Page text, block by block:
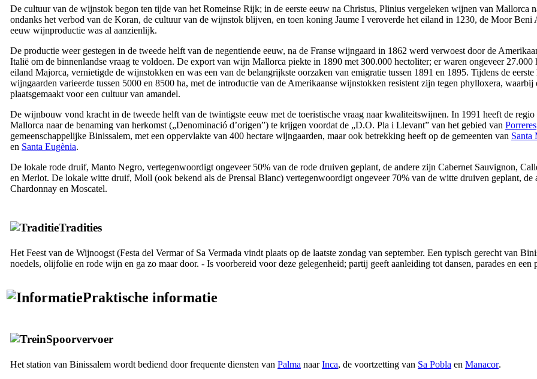
De cultuur van de wijnstok begon ten tijde van het Romeinse Rijk; in de eerste eeuw na Christus, Plinius vergeleken wijnen van Mallorca
ondanks het verbod van de Koran, de cultuur van de wijnstok blijven, en toen koning Jaume I veroverde het eiland in 1230, de MoorBeni
eeuw wijnproductie was al aanzienlijk.
De productie weer gestegen in de tweede helft van de negentiende eeuw, na de Franse wijngaard in 1862 werd verwoest door de
Italië om de binnenlandse vraag te voldoen. De export van wijn Mallorca piekte in 1890 met 300.000 hectoliter; er waren ongeveer
eiland Majorca, vernietigde de wijnstokken en was een van de belangrijkste oorzaken van emigratie tussen 1891 en 1895. Tijdens de
wijngaarden varieerde tussen 5000 en 8500 ha, met de introductie van de Amerikaanse wijnstokken resistent zijn tegen phylloxera,
plaatsgemaakt voor een cultuur van amandel.
De wijnbouw vond kracht in de tweede helft van de twintigste eeuw met de toeristische vraag naar kwaliteitswijnen. In 1991 heeft de
Mallorca naar de benaming van herkomst („Denominació d’origen”) te krijgen voordat de „D.O. Pla i Llevant” van het gebied van Porreres
gemeenschappelijke Binissalem, met een oppervlakte van 400 hectare wijngaarden, maar ook betrekking heeft op de gemeenten van Santa
en Santa Eugènia.
De lokale rode druif, Manto Negro, vertegenwoordigt ongeveer 50% van de rode druiven geplant, de andere zijn Cabernet Sauvignon,
en Merlot. De lokale witte druif, Moll (ook bekend als de Prensal Blanc) vertegenwoordigt ongeveer 70% van de witte druiven geplant, de
Chardonnay en Moscatel.
Tradities
Het Feest van de Wijnoogst (Festa del Vermarof Sa Vermada vindt plaats op de laatste zondag van september. Een typisch gerecht van
noedels, olijfolie en rode wijn en ga zo maar door. - Is voorbereid voor deze gelegenheid; partij geeft aanleiding tot dansen, parades en
Praktische informatie
Spoorvervoer
Het station van Binissalem wordt bediend door frequente diensten van Palma naarInca, de voortzetting van Sa Pobla en Manacor.